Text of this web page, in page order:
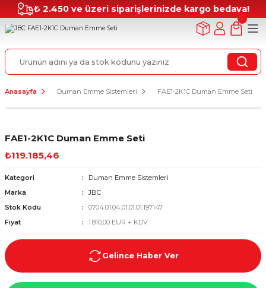
₺ 2.450 ve üzeri siparişlerinizde kargo bedava!
Anasayfa Duman Emme Sistemleri FAE1-2K1C Duman Emme Seti
FAE1-2K1C Duman Emme Seti
₺119.185,46
Kategori
Duman Emme Sistemleri
Marka
JBC
Stok Kodu
0704.01.04.01.01.01.197147
Fiyat
1.810,00 EUR + KDV
Gelince Haber Ver